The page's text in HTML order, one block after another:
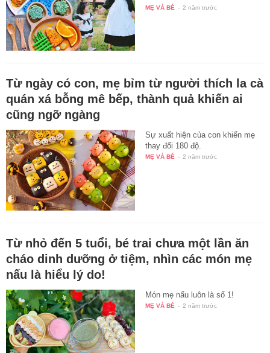
MẸ VÀ BÉ - 2 năm trước
Từ ngày có con, mẹ bỉm từ người thích la cà
quán xá bỗng mê bếp, thành quả khiến ai
cũng ngỡ ngàng
Sự xuất hiện của con khiến mẹ
thay đổi 180 độ.
MẸ VÀ BÉ - 2 năm trước
Từ nhỏ đến 5 tuổi, bé trai chưa một lần ăn
cháo dinh dưỡng ở tiệm, nhìn các món mẹ
nấu là hiểu lý do!
Món mẹ nấu luôn là số 1!
MẸ VÀ BÉ - 2 năm trước